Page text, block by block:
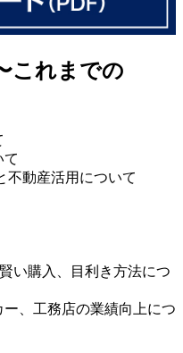
これまでの
て
不動産活用について
い購入、目利き方法につ
ー、工務店の業績向上につ